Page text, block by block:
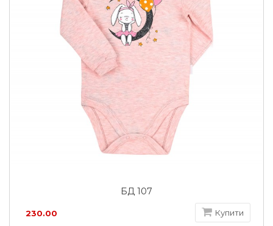
БД 107
230.00 Купити